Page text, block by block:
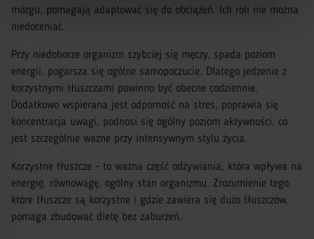
mózgu, pomagają adaptować się do obciążeń. Ich roli nie można
niedoceniać.
Przy niedoborze organizm szybciej się męczy, spada poziom
energii, pogarsza się ogólne samopoczucie. Dlatego jedzenie z
korzystnymi tłuszczami powinno być obecne codziennie.
Dodatkowo wspierana jest odporność na stres, poprawia się
koncentracja uwagi, podnosi się ogólny poziom aktywności, co
jest szczególnie ważne przy intensywnym stylu życia.
Korzystne tłuszcze - to ważna część odżywiania, która wpływa na
energię, równowagę, ogólny stan organizmu. Zrozumienie tego,
które tłuszcze są korzystne i gdzie zawiera się dużo tłuszczów,
pomaga zbudować dietę bez zaburzeń.